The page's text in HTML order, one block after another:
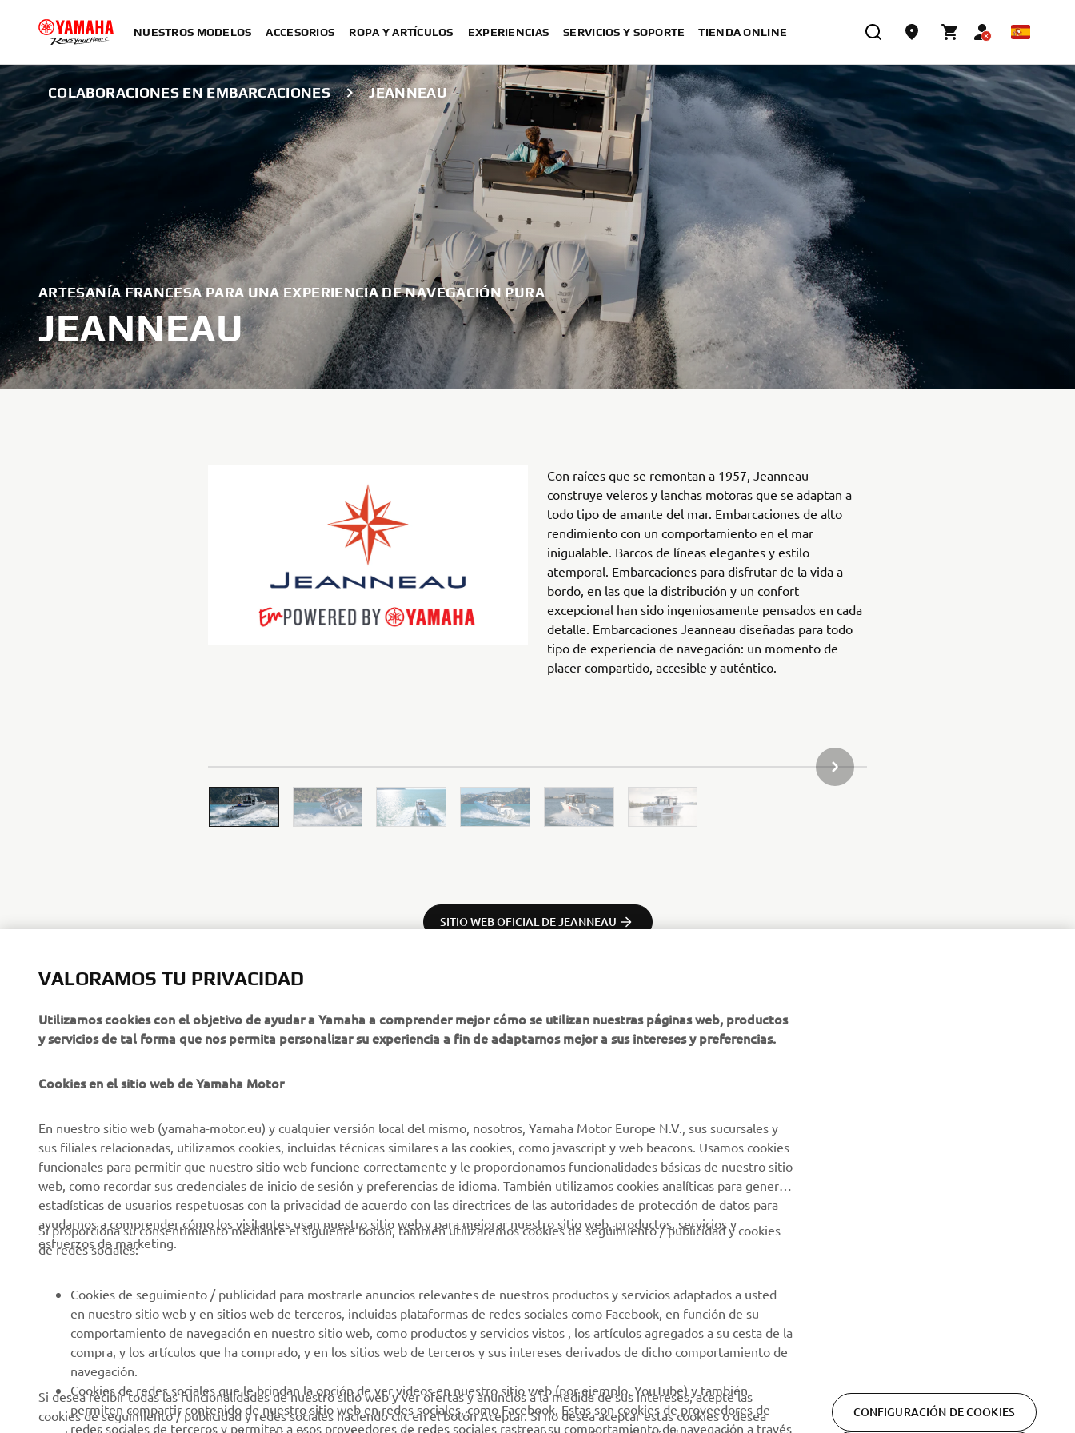
NUESTROS MODELOS ACCESORIOS ROPA Y ARTÍCULOS EXPERIENCIAS SERVICIOS Y SOPORTE TIENDA ONLINE
COLABORACIONES EN EMBARCACIONES JEANNEAU
ARTESANÍA FRANCESA PARA UNA EXPERIENCIA DE NAVEGACIÓN PURA
JEANNEAU
Con raíces que se remontan a 1957, Jeanneau
construye veleros y lanchas motoras que se adaptan a
todo tipo de amante del mar. Embarcaciones de alto
rendimiento con un comportamiento en el mar
inigualable. Barcos de líneas elegantes y estilo
atemporal. Embarcaciones para disfrutar de la vida a
bordo, en las que la distribución y un confort
excepcional han sido ingeniosamente pensados en cada
detalle. Embarcaciones Jeanneau diseñadas para todo
tipo de experiencia de navegación: un momento de
placer compartido, accesible y auténtico.
SIGUIENTE ELEMENTO DE LA GALERÍA
SITIO WEB OFICIAL DE JEANNEAU
Últimas Noticias
Blog
Eventos
Notas de Prensa
Catálogos
Política de derechos
humanos
Política Básica de
Sostenibilidad
Sistemas eBike
Cuerpos de Seguridad
Golf / Buggys B2B
Equipos de Intervención
Rápida
Robotics
Asociaciones
Portal de Información
independientes
Ficha de datos de
Yamaha Music
Yamaha Racing
Yamaha Motor Global
Aplicaciones móviles
Soporte de la tienda
virtual
Catálogo de piezas
Localizador de
Concesionarios
Gestión de Baterías
Usadas
Lea nuestra Política de Privacidad para saber cómo procesamos
sus datos personales:
VALORAMOS TU PRIVACIDAD
Utilizamos cookies con el objetivo de ayudar a Yamaha a comprender mejor cómo se utilizan nuestras páginas web, productos
y servicios de tal forma que nos permita personalizar su experiencia a fin de adaptarnos mejor a sus intereses y preferencias.
Cookies en el sitio web de Yamaha Motor
En nuestro sitio web (yamaha-motor.eu) y cualquier versión local del mismo, nosotros, Yamaha Motor Europe N.V., sus sucursales y
sus filiales relacionadas, utilizamos cookies, incluidas técnicas similares a las cookies, como javascript y web beacons. Usamos cookies
funcionales para permitir que nuestro sitio web funcione correctamente y le proporcionamos funcionalidades básicas de nuestro sitio
web, como recordar sus credenciales de inicio de sesión y preferencias de idioma. También utilizamos cookies analíticas para generar
estadísticas de usuarios respetuosas con la privacidad de acuerdo con las directrices de las autoridades de protección de datos para
ayudarnos a comprender cómo los visitantes usan nuestro sitio web y para mejorar nuestro sitio web, productos, servicios y
esfuerzos de marketing.
Si proporciona su consentimiento mediante el siguiente botón, también utilizaremos cookies de seguimiento / publicidad y cookies
de redes sociales:
Cookies de seguimiento / publicidad para mostrarle anuncios relevantes de nuestros productos y servicios adaptados a usted
en nuestro sitio web y en sitios web de terceros, incluidas plataformas de redes sociales como Facebook, en función de su
comportamiento de navegación en nuestro sitio web, como productos y servicios vistos , los artículos agregados a su cesta de la
compra, y los artículos que ha comprado, y en los sitios web de terceros y sus intereses derivados de dicho comportamiento de
navegación.
Cookies de redes sociales que le brindan la opción de ver videos en nuestro sitio web (por ejemplo, YouTube) y también
permiten compartir contenido de nuestro sitio web en redes sociales, como Facebook. Estas son cookies de proveedores de
redes sociales de terceros y permiten a esos proveedores de redes sociales rastrear su comportamiento de navegación a través
Si desea recibir todas las funcionalidades de nuestro sitio web y ver ofertas y anuncios a la medida de sus intereses, acepte las
cookies de seguimiento / publicidad y redes sociales haciendo clic en el botón Aceptar. Si no desea aceptar estas cookies o desea
CONFIGURACIÓN DE COOKIES